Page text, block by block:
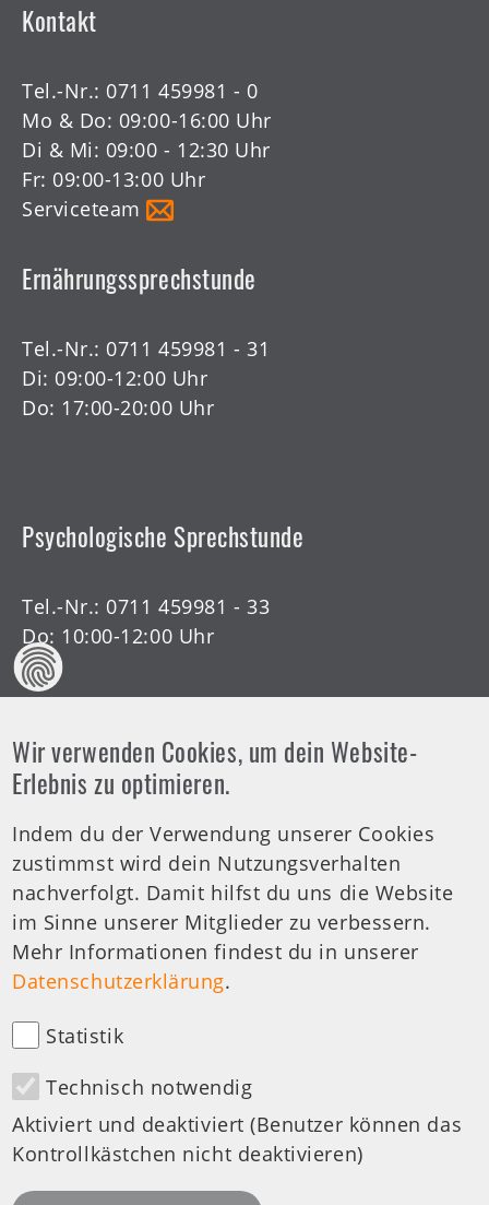
Kontakt
Tel.-Nr.: 0711 459981 - 0
Mo & Do: 09:00-16:00 Uhr
Di & Mi: 09:00 - 12:30 Uhr
Fr: 09:00-13:00 Uhr
Serviceteam
Ernährungssprechstunde
Tel.-Nr.: 0711 459981 - 31
Di: 09:00-12:00 Uhr
Do: 17:00-20:00 Uhr
Psychologische Sprechstunde
Tel.-Nr.: 0711 459981 - 33
Do: 10:00-12:00 Uhr
Offene Arztsprechstunde
Tel.-Nr.: 0711 459981 - 30
Offene Sprechstunde
Di: 19:00-20:00 Uhr
medizinische Anfragen
Besuchen Sie uns auf:
Design & Development by
Wir verwenden Cookies, um dein Website-
Erlebnis zu optimieren.
Indem du der Verwendung unserer Cookies
zustimmst wird dein Nutzungsverhalten
nachverfolgt. Damit hilfst du uns die Website
im Sinne unserer Mitglieder zu verbessern.
Mehr Informationen findest du in unserer
Datenschutzerklärung.
Statistik
Technisch notwendig
Aktiviert und deaktiviert (Benutzer können das
Kontrollkästchen nicht deaktivieren)